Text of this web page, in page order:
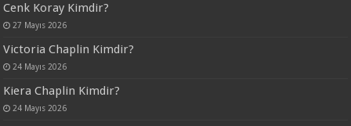
Cenk Koray Kimdir?
27 Mayıs 2026
Victoria Chaplin Kimdir?
24 Mayıs 2026
Kiera Chaplin Kimdir?
24 Mayıs 2026